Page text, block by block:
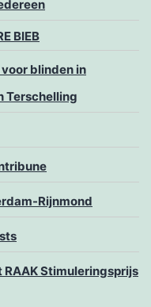
BIEB
blinden in
Terschelling
Rijnmond
Stimuleringsprijs